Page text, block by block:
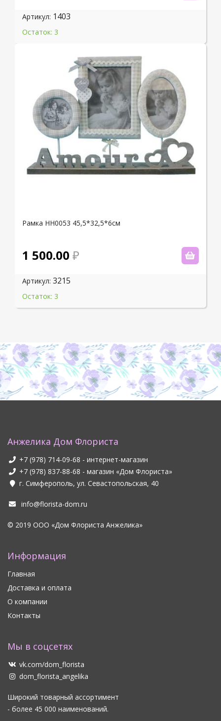
Артикул: 1403
Остаток: 3
Рамка НН0053 45,5*32,5*6см
1 500.00
Артикул: 3215
Остаток: 3
Анжелика Дом Флориста
+7 (978) 714-09-68 - интернет-магазин
+7 (978) 837-88-68 - магазин «Дом Флориста»
г. Симферополь, ул. Севастопольская, 40
info@florista-dom.ru
© 2019 ООО «Дом Флориста Анжелика»
Информация
Главная
Доставка и оплата
О компании
Контакты
Мы в соцсетях
vk.com/dom_florista
dom_florista_angelika
Широкий товарный ассортимент
- более 45 000 наименований.